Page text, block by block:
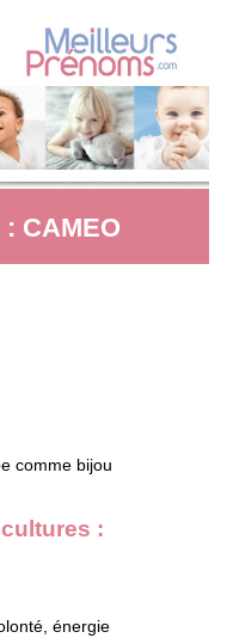
: CAMEO
comme bijou
:
énergie